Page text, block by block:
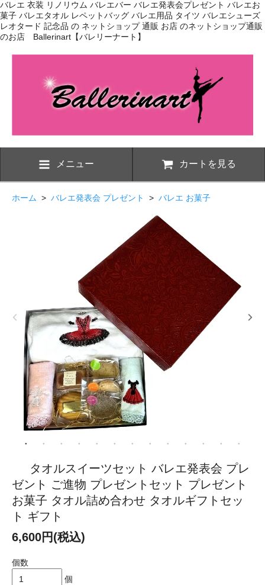
バレエ 衣装 リノリウム バレエバー バレエ発表会プレゼント バレエお
菓子 バレエタオル レペットバッグ バレエ用品 タイツ バレエシューズ
レオタード 記念品 の ネットショップ 通販 お店 のネットショップ通販
のお店 Ballerinart【バレリーナート】
メニュー カートを見る
ホーム > バレエ発表会 プレゼント > バレエ お菓子
タオルスイーツセット バレエ発表会 プレ
ゼント ご進物 プレゼントセット プレゼント
お菓子 タオル詰め合わせ タオルギフトセッ
ト ギフト
6,600円(税込)
個数
個